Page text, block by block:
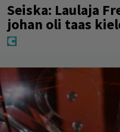
Seiska: Laulaja
johan oli taas